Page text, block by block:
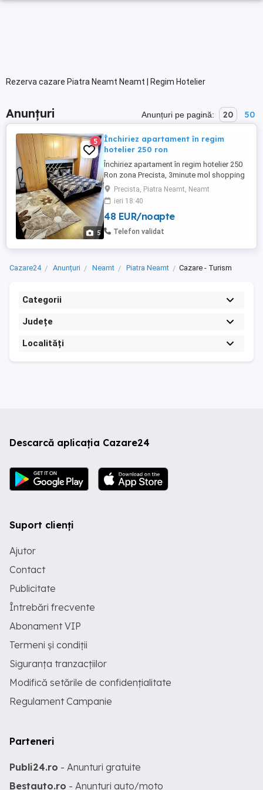
Rezerva cazare Piatra Neamt Neamt | Regim Hotelier
Anunțuri Anunțuri pe pagină: 20 50
5
5
Închiriez apartament în regim
hotelier 250 ron
Închiriez apartament în regim hotelier 250
Ron zona Precista, 3minute mol shopping
City ! Apartamentul este foarte comod,
compus din 2 camere , bae bucătărie și
hol mobilat și utilat situat la parter! Este
situat într-o zonă liniștită! Împrejurimi
shopping city,
Precista, Piatra Neamt, Neamt
ieri 18:40
48 EUR/noapte
Telefon validat
Cazare24 Anunțuri Neamt Piatra Neamt Cazare - Turism
Categorii
Județe
Localități
Descarcă aplicația Cazare24
Suport clienți
Ajutor
Contact
Publicitate
Întrebări frecvente
Abonament VIP
Termeni și condiții
Siguranța tranzacțiilor
Modifică setările de confidențialitate
Regulament Campanie
Parteneri
Publi24.ro - Anunturi gratuite
Bestauto.ro - Anunturi auto/moto